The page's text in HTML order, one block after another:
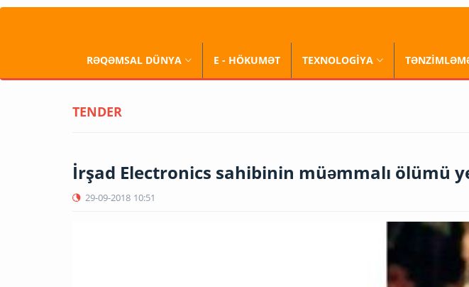
RƏQƏMSAL DÜNYA E - HÖKUMƏT TEXNOLOGİYA
TENDER
İrşad Electronics sahibinin müəmmalı ölümü
29-09-2018 10:51